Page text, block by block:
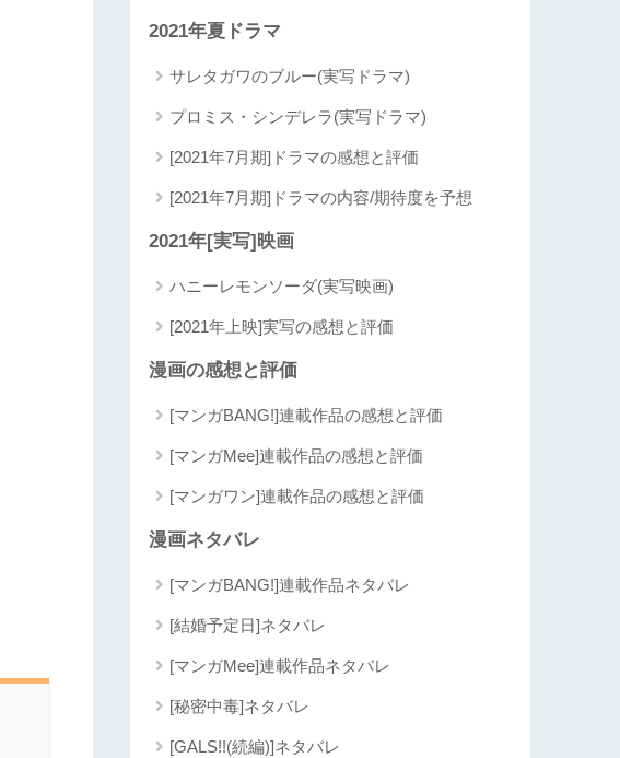
2021年夏ドラマ
サレタガワのブルー(実写ドラマ)
プロミス・シンデレラ(実写ドラマ)
[2021年7月期]ドラマの感想と評価
[2021年7月期]ドラマの内容/期待度を予想
2021年[実写]映画
ハニーレモンソーダ(実写映画)
[2021年上映]実写の感想と評価
漫画の感想と評価
[マンガBANG!]連載作品の感想と評価
[マンガMee]連載作品の感想と評価
[マンガワン]連載作品の感想と評価
漫画ネタバレ
[マンガBANG!]連載作品ネタバレ
[結婚予定日]ネタバレ
[マンガMee]連載作品ネタバレ
[秘密中毒]ネタバレ
[GALS!!(続編)]ネタバレ